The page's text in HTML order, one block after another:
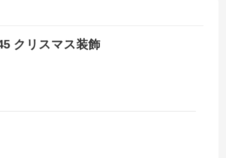
クリスマス装飾